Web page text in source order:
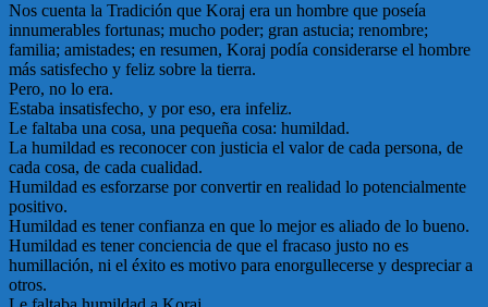
Nos cuenta la Tradición que Koraj era un hombre que poseía
innumerables fortunas; mucho poder; gran astucia; renombre;
familia; amistades; en resumen, Koraj podía considerarse el hombre
más satisfecho y feliz sobre la tierra.
Pero, no lo era.
Estaba insatisfecho, y por eso, era infeliz.
Le faltaba una cosa, una pequeña cosa: humildad.
La humildad es reconocer con justicia el valor de cada persona, de
cada cosa, de cada cualidad.
Humildad es esforzarse por convertir en realidad lo potencialmente
positivo.
Humildad es tener confianza en que lo mejor es aliado de lo bueno.
Humildad es tener conciencia de que el fracaso justo no es
humillación, ni el éxito es motivo para enorgullecerse y despreciar a
otros.